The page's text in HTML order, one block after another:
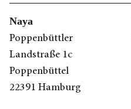
Naya
Poppenbüttler
Landstraße 1c
Poppenbüttel
22391 Hamburg